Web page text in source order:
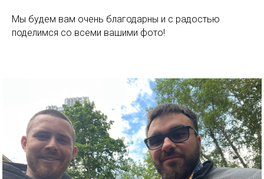
Мы будем вам очень благодарны и с радостью
поделимся со всеми вашими фото!